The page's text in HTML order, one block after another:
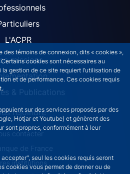
des témoins de connexion, dits « cookies »,
cookies sont nécessaires au
gestion de ce site requiert l’utilisation de
et de performance. Ces cookies requis
sur des services proposés par des
Hotjar et Youtube) et génèrent des
sont propres, conformément à leur
seul les cookies requis seront
cookies vous permet de donner ou de
navigation
L'ACPR
missions
& Publications
rejoindre
menu (French)
contacter
de France
institutions